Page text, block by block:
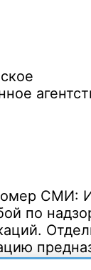
СМИ:
по